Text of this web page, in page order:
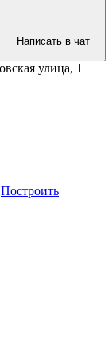
Написать в чат
улица, 1
Построить